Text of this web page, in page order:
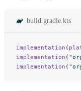
build.gradle.kts
implementation (
implementation (
implementation (